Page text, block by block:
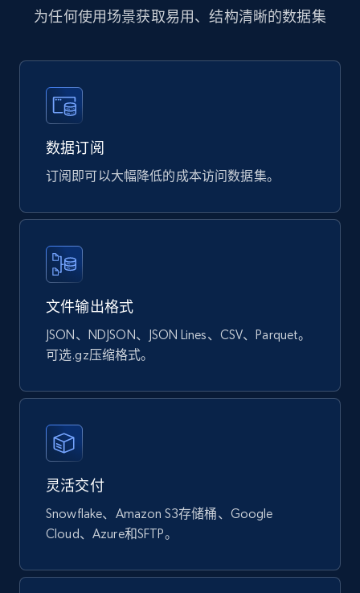
910+
eCommerce
897+ 114+
URL, ID, Name, Sku, In stock, Regular price,
Actual price, Unit price, and more.
eCommerce
877+ 124+ 立即购买
为任何使用场景获取易用、结构清晰的数据集
数据订阅
订阅即可以大幅降低的成本访问数据集。
文件输出格式
JSON、NDJSON、JSON Lines、CSV、Parquet。
可选.gz压缩格式。
灵活交付
Snowflake、Amazon S3存储桶、Google
Cloud、Azure和SFTP。